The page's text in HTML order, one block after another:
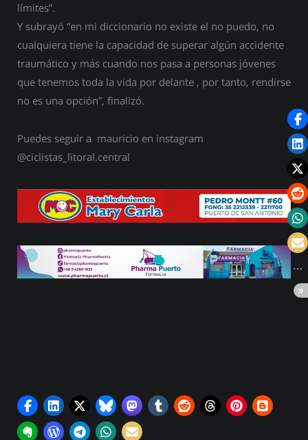
límites”.
Y subrayó “en mi diccionario no existe el no puedo, no
cualquiera tiene la capacidad de superar algún accidente
traumático y más cuando nos pasa a personas jóvenes
que tenemos toda la vida por delante , por tanto, rendirse
no es una opción”, finalizó.
Puedes seguir a mauricio en instagram
@ciclistas_litoral.central